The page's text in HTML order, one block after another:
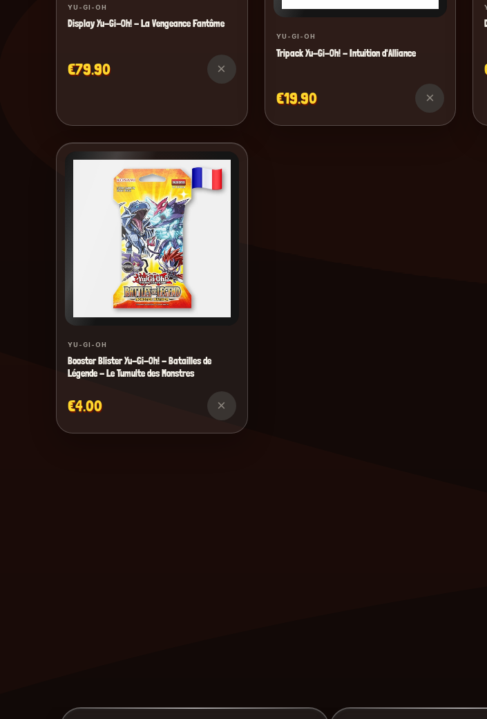
YU-GI-OH
Display Yu-Gi-Oh! - La Vengeance Fantôme
€79.90 ×
YU-GI-OH
Tripack Yu-Gi-Oh! - Intuition d'Alliance
€19.90 ×
YU-GI-OH
Booster Blister Yu-Gi-Oh! - Batailles de
Légende - Le Tumulte des Monstres
€4.00 ×